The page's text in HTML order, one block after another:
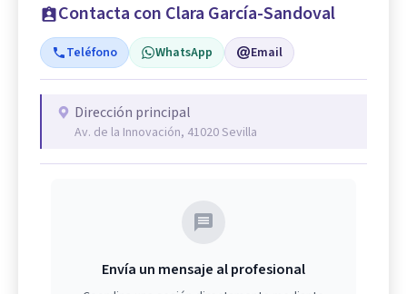
Contacta con Clara García-Sandoval
Teléfono WhatsApp Email
Dirección principal
Av. de la Innovación, 41020 Sevilla
Envía un mensaje al profesional